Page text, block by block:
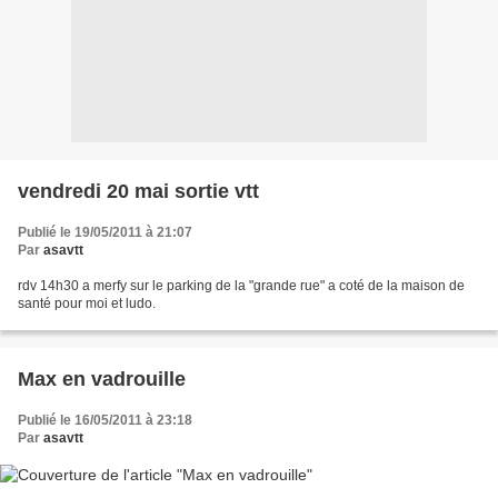
vendredi 20 mai sortie vtt
Publié le 19/05/2011 à 21:07
Par asavtt
rdv 14h30 a merfy sur le parking de la "grande rue" a coté de la maison de
santé pour moi et ludo.
Max en vadrouille
Publié le 16/05/2011 à 23:18
Par asavtt